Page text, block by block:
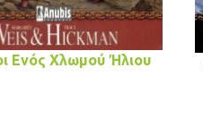
Ενός Χλωμού Ήλιου